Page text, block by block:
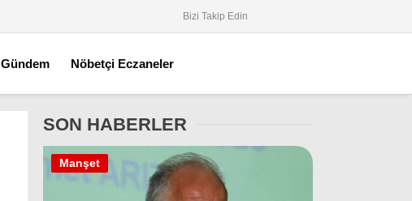
Bizi Takip Edin
Gündem Nöbetçi Eczaneler
SON HABERLER
Manşet